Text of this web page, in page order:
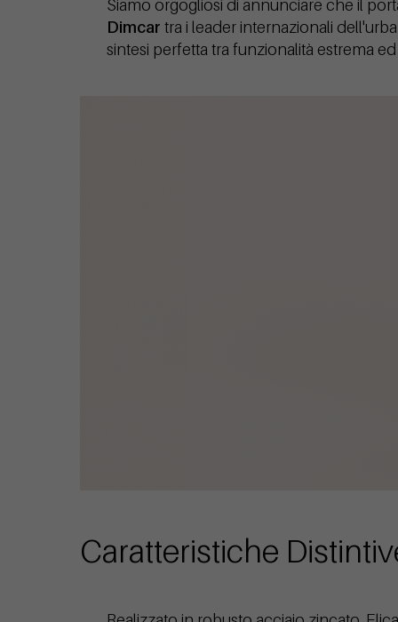
Siamo orgogliosi di annunciare che il
Dimcar tra i leader internazionali
sintesi perfetta tra funzionalità estrema
Caratteristiche